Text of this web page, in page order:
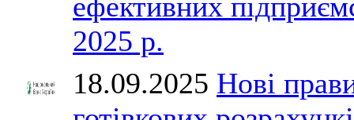
2025 р.
18.09.2025 Нові